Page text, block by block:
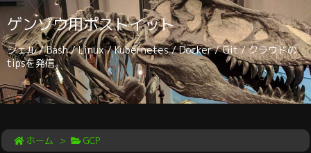
ゲンゾウ用ポストイット
シェル / Bash / Linux / Kubernetes / Docker / Git / クラウドの
tipsを発信。
ホーム > GCP